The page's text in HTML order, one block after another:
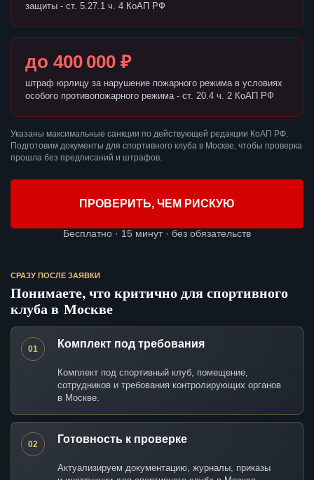
защиты - ст. 5.27.1 ч. 4 КоАП РФ
до 400 000 ₽
штраф юрлицу за нарушение пожарного режима в условиях
особого противопожарного режима - ст. 20.4 ч. 2 КоАП РФ
Указаны максимальные санкции по действующей редакции КоАП РФ.
Подготовим документы для спортивного клуба в Москве, чтобы проверка
прошла без предписаний и штрафов.
ПРОВЕРИТЬ, ЧЕМ РИСКУЮ
Бесплатно · 15 минут · без обязательств
СРАЗУ ПОСЛЕ ЗАЯВКИ
Понимаете, что критично для спортивного
клуба в Москве
01 Комплект под требования
Комплект под спортивный клуб, помещение,
сотрудников и требования контролирующих органов
в Москве.
02 Готовность к проверке
Актуализируем документацию, журналы, приказы